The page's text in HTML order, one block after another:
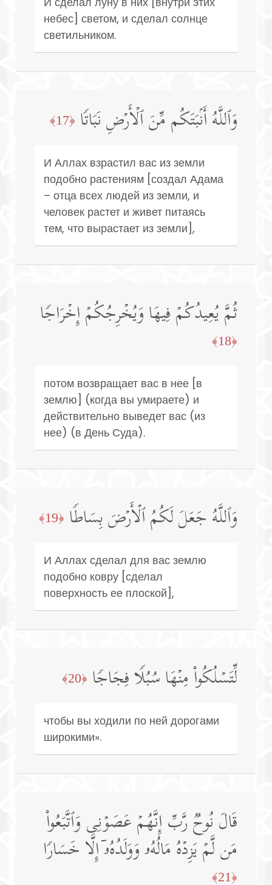
небес] светом, и сделал солнце
светильником.
وَٱللَّهُ أَنۢبَتَكُم مِّنَ ٱلۡأَرۡضِ نَبَاتࣰا ﴿17﴾
И Аллах взрастил вас из земли
подобно растениям [создал Адама
– отца всех людей из земли, и
человек растет и живет питаясь
тем, что вырастает из земли],
ثُمَّ یُعِیدُكُمۡ فِیهَا وَیُخۡرِجُكُمۡ إِخۡرَاجࣰا
﴿18﴾
потом возвращает вас в нее [в
землю] (когда вы умираете) и
действительно выведет вас (из
нее) (в День Суда).
وَٱللَّهُ جَعَلَ لَكُمُ ٱلۡأَرۡضَ بِسَاطࣰا ﴿19﴾
И Аллах сделал для вас землю
подобно ковру [сделал
поверхность ее плоской],
لِّتَسۡلُكُوا۟ مِنۡهَا سُبُلࣰا فِجَاجࣰا ﴿20﴾
чтобы вы ходили по ней дорогами
широкими».
قَالَ نُوحࣱ رَّبِّ إِنَّهُمۡ عَصَوۡنِی وَٱتَّبَعُوا۟
مَن لَّمۡ یَزِدۡهُ مَالُهُۥ وَوَلَدُهُۥۤ إِلَّا خَسَارࣰا
﴿21﴾